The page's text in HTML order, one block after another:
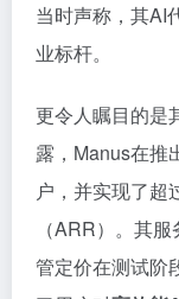
当时声称，其AI
业标杆。
更令人瞩目的是
露，Manus在推
户，并实现了超
（ARR）。其
管定价在测试阶